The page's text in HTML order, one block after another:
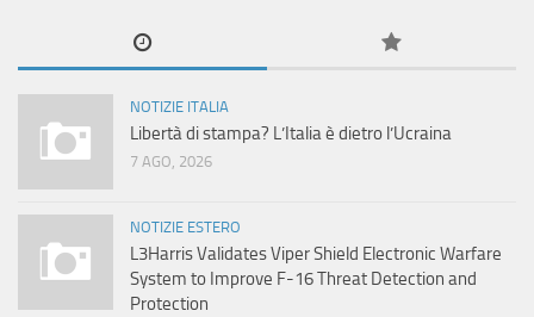
NOTIZIE ITALIA
Libertà di stampa? L’Italia è dietro l’Ucraina
7 AGO, 2026
NOTIZIE ESTERO
L3Harris Validates Viper Shield Electronic Warfare
System to Improve F-16 Threat Detection and
Protection